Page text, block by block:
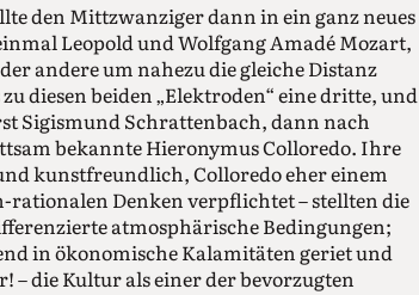
den Mittzwanziger dann in ein ganz neues
Leo­pold und Wolfgang Amadé Mozart,
andere um nahezu die gleiche Distanz
diesen beiden „Elektroden“ eine dritte, und
Sigismund Schrattenbach, dann nach
bekannte Hieronymus Colloredo. Ihre
kunstfreundlich, Colloredo eher einem
Denken verpflichtet – stellten die
atmosphärische Bedingungen;
in ökonomische Kalamitäten geriet und
– die Kultur als einer der bevorzugten